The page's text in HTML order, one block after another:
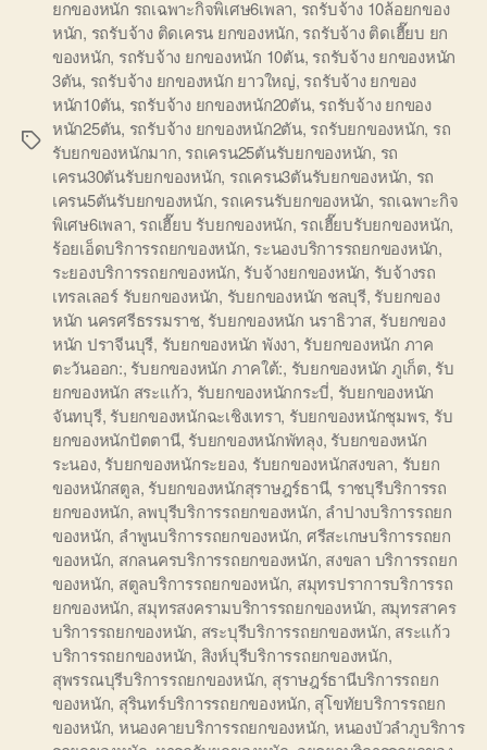
Tags
ยกของหนัก รถเฉพาะกิจพิเศษ6เพลา, รถรับจ้าง 10ล้อยกของ
หนัก, รถรับจ้าง ติดเครน ยกของหนัก, รถรับจ้าง ติดเฮี๊ยบ ยก
ของหนัก, รถรับจ้าง ยกของหนัก 10ตัน, รถรับจ้าง ยกของหนัก
3ตัน, รถรับจ้าง ยกของหนัก ยาวใหญ่, รถรับจ้าง ยกของ
หนัก10ตัน, รถรับจ้าง ยกของหนัก20ตัน, รถรับจ้าง ยกของ
หนัก25ตัน, รถรับจ้าง ยกของหนัก2ตัน, รถรับยกของหนัก, รถ
รับยกของหนักมาก, รถเครน25ตันรับยกของหนัก, รถ
เครน30ตันรับยกของหนัก, รถเครน3ตันรับยกของหนัก, รถ
เครน5ตันรับยกของหนัก, รถเครนรับยกของหนัก, รถเฉพาะกิจ
พิเศษ6เพลา, รถเฮี๊ยบ รับยกของหนัก, รถเฮี๊ยบรับยกของหนัก,
ร้อยเอ็ดบริการรถยกของหนัก, ระนองบริการรถยกของหนัก,
ระยองบริการรถยกของหนัก, รับจ้างยกของหนัก, รับจ้างรถ
เทรลเลอร์ รับยกของหนัก, รับยกของหนัก ชลบุรี, รับยกของ
หนัก นครศรีธรรมราช, รับยกของหนัก นราธิวาส, รับยกของ
หนัก ปราจีนบุรี, รับยกของหนัก พังงา, รับยกของหนัก ภาค
ตะวันออก:, รับยกของหนัก ภาคใต้:, รับยกของหนัก ภูเก็ต, รับ
ยกของหนัก สระแก้ว, รับยกของหนักกระบี่, รับยกของหนัก
จันทบุรี, รับยกของหนักฉะเชิงเทรา, รับยกของหนักชุมพร, รับ
ยกของหนักปัตตานี, รับยกของหนักพัทลุง, รับยกของหนัก
ระนอง, รับยกของหนักระยอง, รับยกของหนักสงขลา, รับยก
ของหนักสตูล, รับยกของหนักสุราษฎร์ธานี, ราชบุรีบริการรถ
ยกของหนัก, ลพบุรีบริการรถยกของหนัก, ลำปางบริการรถยก
ของหนัก, ลำพูนบริการรถยกของหนัก, ศรีสะเกษบริการรถยก
ของหนัก, สกลนครบริการรถยกของหนัก, สงขลา บริการรถยก
ของหนัก, สตูลบริการรถยกของหนัก, สมุทรปราการบริการรถ
ยกของหนัก, สมุทรสงครามบริการรถยกของหนัก, สมุทรสาคร
บริการรถยกของหนัก, สระบุรีบริการรถยกของหนัก, สระแก้ว
บริการรถยกของหนัก, สิงห์บุรีบริการรถยกของหนัก,
สุพรรณบุรีบริการรถยกของหนัก, สุราษฎร์ธานีบริการรถยก
ของหนัก, สุรินทร์บริการรถยกของหนัก, สุโขทัยบริการรถยก
ของหนัก, หนองคายบริการรถยกของหนัก, หนองบัวลำภูบริการ